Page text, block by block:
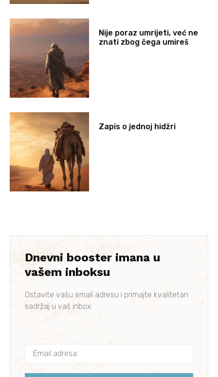
Nije poraz umrijeti, već ne
znati zbog čega umireš
Zapis o jednoj hidžri
Dnevni booster imana u
vašem inboksu
Ostavite vašu email adresu i primajte kvalitetan
sadržaj u vaš inbox.